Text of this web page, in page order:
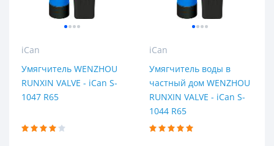
2,5 м³/час
3,2 м³/час
3,5 м³/час
iCan
Умягчитель WENZHOU
RUNXIN VALVE - iCan S-
1047 R65
iCan
Умягчитель воды в
частный дом WENZHOU
RUNXIN VALVE - iCan S-
1044 R65